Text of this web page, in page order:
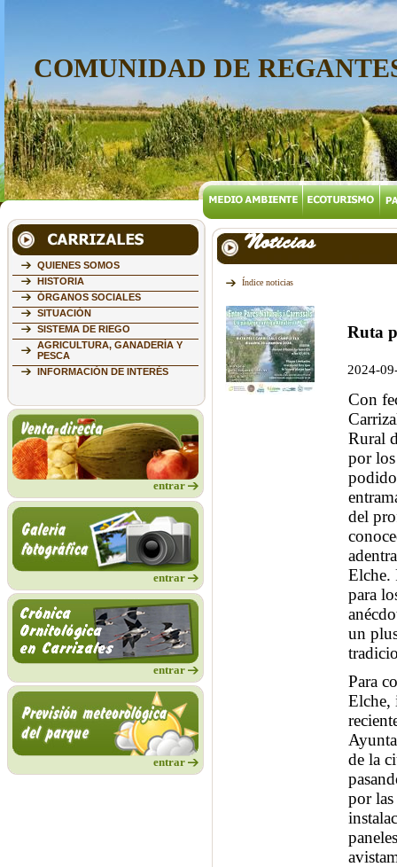
COMUNIDAD DE
QUIENES SOMOS
HISTORIA
ÓRGANOS SOCIALES
SITUACIÓN
SISTEMA DE RIEGO
AGRICULTURA, GANADERÍA Y
PESCA
INFORMACIÓN DE INTERÉS
entrar
entrar
entrar
entrar
Noticias
Índice noticias
Ruta
2024-
Con
Rural
por
del
Elche.
para
un
Para
Elche,
de la
por las